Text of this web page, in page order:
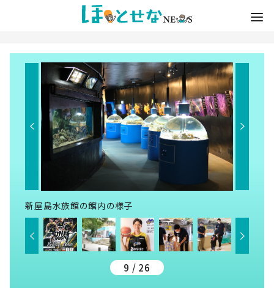
新屋島水族館の館内の様子
9 / 26